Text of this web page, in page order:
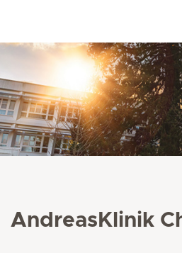
AndreasKlinik